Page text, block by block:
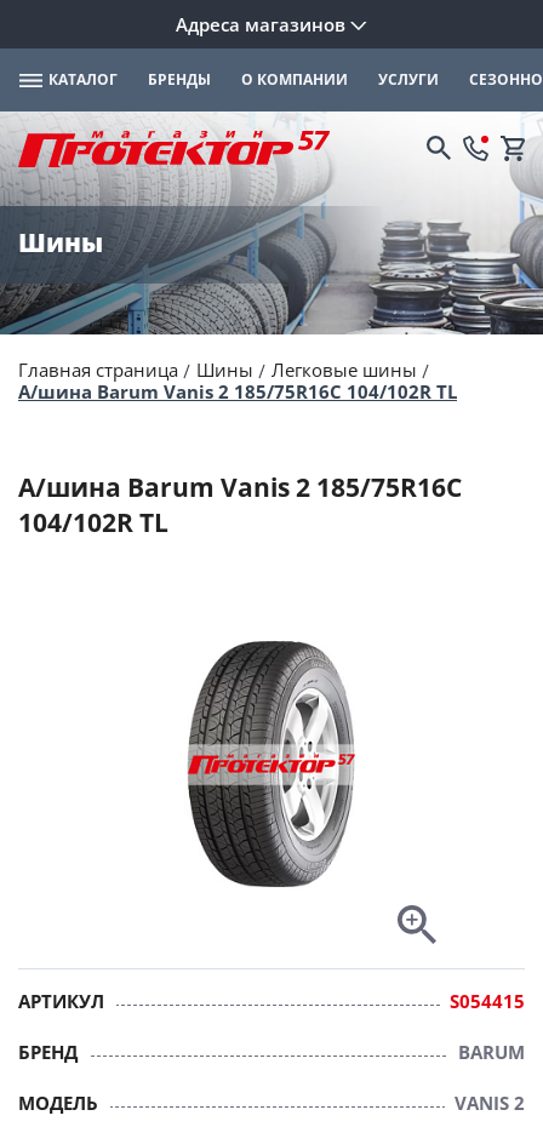
Адреса магазинов
КАТАЛОГ БРЕНДЫ О КОМПАНИИ УСЛУГИ
Шины
Главная страница Шины
Легковые шины
А/шина Barum Vanis 2 185/75R16C 104/102R TL
А/шина Barum Vanis 2 185/75R16C
104/102R TL
АРТИКУЛ S054415
БРЕНД BARUM
МОДЕЛЬ VANIS 2